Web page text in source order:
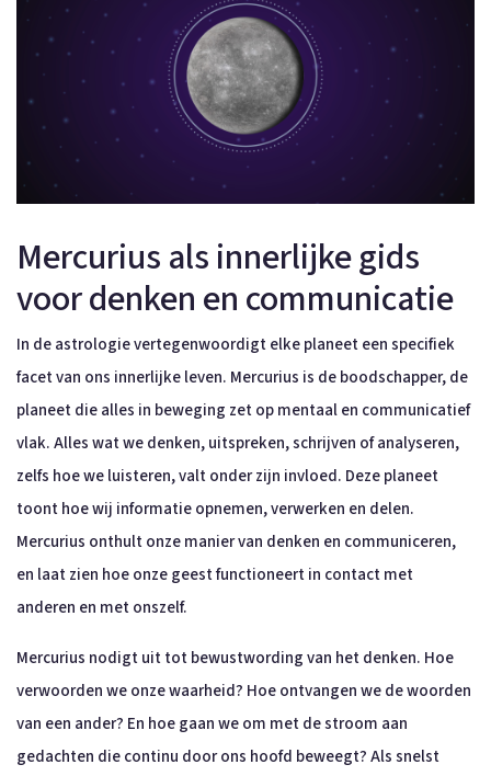
Mercurius als innerlijke gids
voor denken en communicatie
In de astrologie vertegenwoordigt elke planeet een specifiek
facet van ons innerlijke leven. Mercurius is de boodschapper, de
planeet die alles in beweging zet op mentaal en communicatief
vlak. Alles wat we denken, uitspreken, schrijven of analyseren,
zelfs hoe we luisteren, valt onder zijn invloed. Deze planeet
toont hoe wij informatie opnemen, verwerken en delen.
Mercurius onthult onze manier van denken en communiceren,
en laat zien hoe onze geest functioneert in contact met
anderen en met onszelf.
Mercurius nodigt uit tot bewustwording van het denken. Hoe
verwoorden we onze waarheid? Hoe ontvangen we de woorden
van een ander? En hoe gaan we om met de stroom aan
gedachten die continu door ons hoofd beweegt? Als snelst